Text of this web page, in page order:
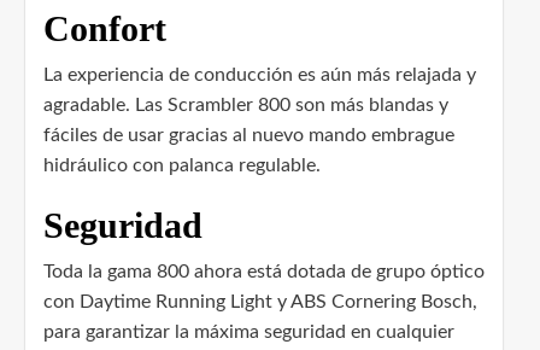
Confort
La experiencia de conducción es aún más relajada y
agradable. Las Scrambler 800 son más blandas y
fáciles de usar gracias al nuevo mando embrague
hidráulico con palanca regulable.
Seguridad
Toda la gama 800 ahora está dotada de grupo óptico
con Daytime Running Light y ABS Cornering Bosch,
para garantizar la máxima seguridad en cualquier